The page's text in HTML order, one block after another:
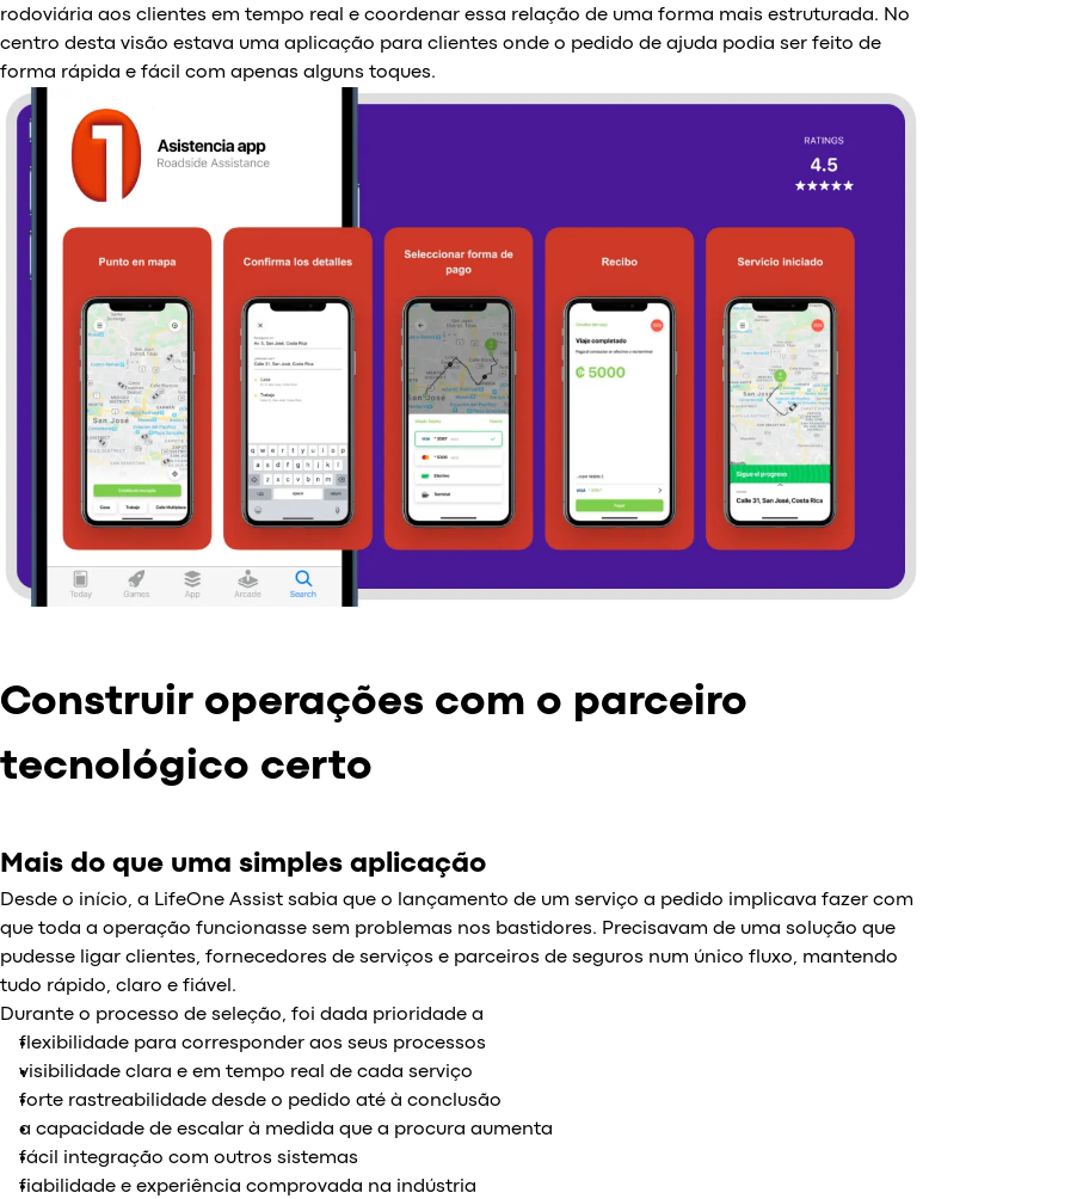
rodoviária aos clientes em tempo real e coordenar essa relação de uma forma mais estruturada. No
centro desta visão estava uma aplicação para clientes onde o pedido de ajuda podia ser feito de
forma rápida e fácil com apenas alguns toques.
Construir operações com o parceiro
tecnológico certo
Mais do que uma simples aplicação
Desde o início, a LifeOne Assist sabia que o lançamento de um serviço a pedido implicava fazer com
que toda a operação funcionasse sem problemas nos bastidores. Precisavam de uma solução que
pudesse ligar clientes, fornecedores de serviços e parceiros de seguros num único fluxo, mantendo
tudo rápido, claro e fiável.
Durante o processo de seleção, foi dada prioridade a
flexibilidade para corresponder aos seus processos
visibilidade clara e em tempo real de cada serviço
forte rastreabilidade desde o pedido até à conclusão
a capacidade de escalar à medida que a procura aumenta
fácil integração com outros sistemas
fiabilidade e experiência comprovada na indústria